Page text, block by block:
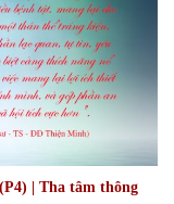
| Tha tâm thông